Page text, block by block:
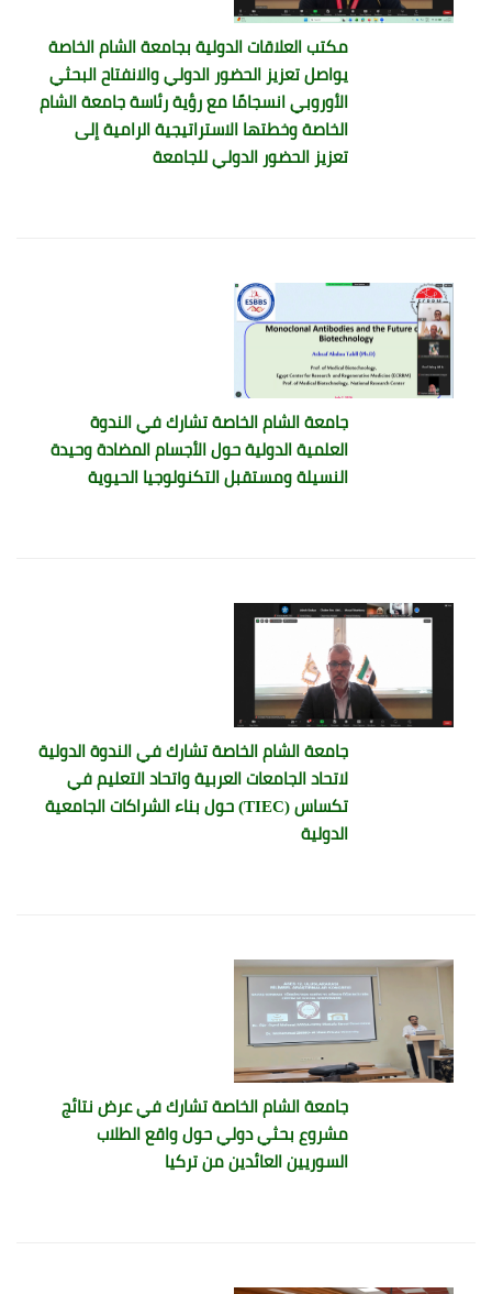
مكتب العلاقات الدولية بجامعة الشام الخاصة
يواصل تعزيز الحضور الدولي والانفتاح البحثي
الأوروبي انسجامًا مع رؤية رئاسة جامعة الشام
الخاصة وخطتها الاستراتيجية الرامية إلى
تعزيز الحضور الدولي للجامعة
جامعة الشام الخاصة تشارك في الندوة
العلمية الدولية حول الأجسام المضادة وحيدة
النسيلة ومستقبل التكنولوجيا الحيوية
جامعة الشام الخاصة تشارك في الندوة الدولية
لاتحاد الجامعات العربية واتحاد التعليم في
تكساس (TIEC) حول بناء الشراكات الجامعية
الدولية
جامعة الشام الخاصة تشارك في عرض نتائج
مشروع بحثي دولي حول واقع الطلاب
السوريين العائدين من تركيا